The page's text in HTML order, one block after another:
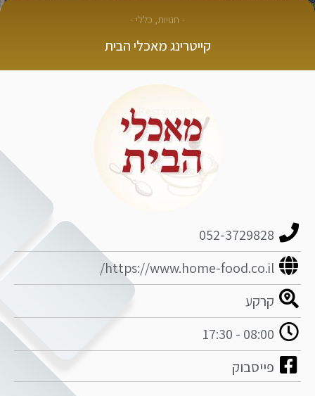
- חנויות, כללי -
קייטרינג מאכלי הבית
052-3729828
https://www.home-food.co.il/
קרקע
08:00 - 17:30
פייסבוק